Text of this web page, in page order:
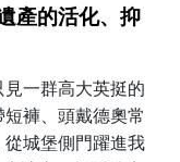
產的活化、抑
一群高大英挺的
褲、頭戴德奧常
城堡側門躍進我